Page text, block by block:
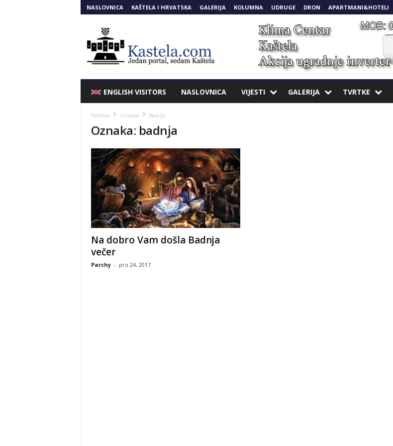
NASLOVNICA KAŠTELA I HRVATSKA GALERIJA KOLUMNA UDRUGE DRON APARTMANI&HOTELI
ENGLISH VISITORS NASLOVNICA VIJESTI GALERIJA TVRTKE
Početna Oznake Badnja
Oznaka: badnja
Na dobro Vam došla Badnja
večer
Parchy - pro 24, 2017